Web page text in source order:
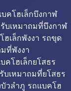
คโฮเล็กบึงกาฬ
บเหมาถมที่บึงกาฬ
ฮเล็กพังงา รถขุด
ที่พังงา
คโฮเล็กยโสธร
บเหมาถมที่ยโสธร
วลำภู รถแบคโฮ